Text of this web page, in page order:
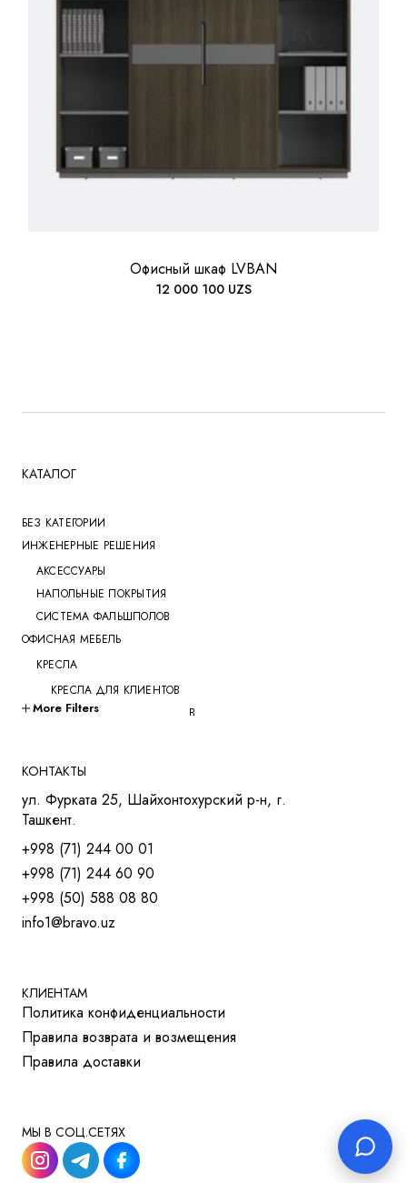
Офисный шкаф LVBAN
12 000 100 UZS
КАТАЛОГ
БЕЗ КАТЕГОРИИ
ИНЖЕНЕРНЫЕ РЕШЕНИЯ
АКСЕССУАРЫ
НАПОЛЬНЫЕ ПОКРЫТИЯ
СИСТЕМА ФАЛЬШПОЛОВ
ОФИСНАЯ МЕБЕЛЬ
КРЕСЛА
КРЕСЛА ДЛЯ КЛИЕНТОВ
КРЕСЛА ДЛЯ ПЕРЕГОВОРОВ
КРЕСЛА ДЛЯ ТРЕНИНГОВ
МЯГКАЯ МЕБЕЛЬ
СТОЛЫ
СТОЛ ДЛЯ РУКОВОДИТЕЛЯ
СТОЛЫ OPEN-SPACE
СТОЛЫ ДЛЯ МЕНЕДЖЕРОВ
СТОЛЫ ДЛЯ ПЕРЕГОВОРОВ
ШКАФЫ И ТУМБЫ
РЕШЕНИЯ ДЛЯ БИЗНЕСА
ДЛЯ ОТЕЛЕЙ
ДЛЯ УЧЕБНЫХ УЧРЕЖДЕНИЙ
More Filters
КОНТАКТЫ
ул. Фурката 25, Шайхонтохурский р-н, г.
Ташкент.
+998 (71) 244 00 01
+998 (71) 244 60 90
+998 (50) 588 08 80
info1@bravo.uz
КЛИЕНТАМ
Политика конфиденциальности
Правила возврата и возмещения
Правила доставки
МЫ В СОЦ.СЕТЯХ